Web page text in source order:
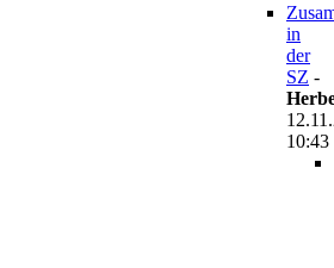
in
der
SZ -
10:43